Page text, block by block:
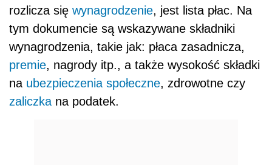
rozlicza się wynagrodzenie, jest lista płac. Na
tym dokumencie są wskazywane składniki
wynagrodzenia, takie jak: płaca zasadnicza,
premie, nagrody itp., a także wysokość składki
na ubezpieczenia społeczne, zdrowotne czy
zaliczka na podatek.